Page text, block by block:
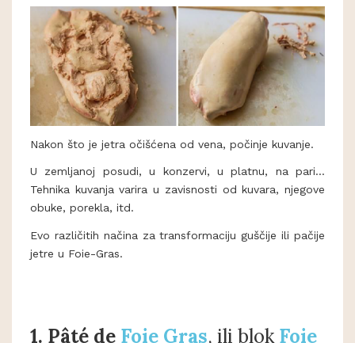
Nakon što je jetra očišćena od vena, počinje kuvanje.
U zemljanoj posudi, u konzervi, u platnu, na pari...
Tehnika kuvanja varira u zavisnosti od kuvara, njegove
obuke, porekla, itd.
Evo različitih načina za transformaciju guščije ili pačije
jetre u Foie-Gras.
1. Pâté de Foie Gras, ili blokFoie